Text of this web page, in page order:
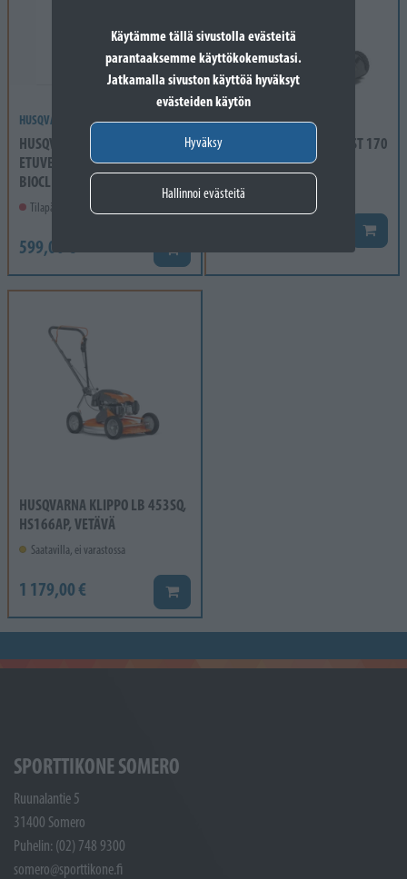
Käytämme tällä sivustolla evästeitä
parantaaksemme käyttökokemustasi.
Jatkamalla sivuston käyttöä hyväksyt
evästeiden käytön
Hyväksy
Hallinnoi evästeitä
HUSQVARNA
HUSQVARNA LB 251S,
ETUVETO,
BIOCLIP/SIVULLEPUH,...
Tilapäisesti loppuunmyyty
599,00 € Lisää koriin
STIGA
STIGA MULTICLIP 750 S - ST 170
OHV - 1700m2
Tilapäisesti loppuunmyyty
Lisää
HUSQVARNA KLIPPO LB 453SQ,
HS166AP, VETÄVÄ
Saatavilla, ei varastossa
1 179,00 € Lisää koriin
SPORTTIKONE SOMERO
Ruunalantie 5
31400 Somero
Puhelin: (02) 748 9300
somero@sporttikone.fi